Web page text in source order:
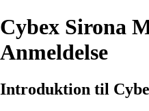
Cybex Sirona
Anmeldelse
Introduktion til